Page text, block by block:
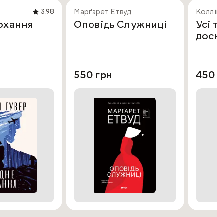
3.98 Марґарет Етвуд
Оповідь Служниці
550 грн
Усі
450